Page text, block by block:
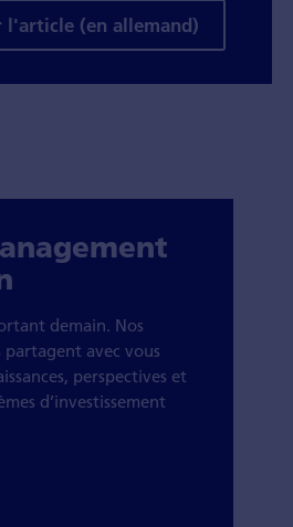
l'article (en allemand)
demain. Nos
avec vous
perspectives et
d’investissement